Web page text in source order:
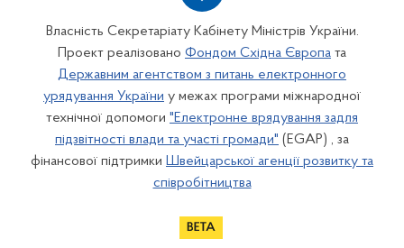
Власність Секретаріату Кабінету Міністрів України.
Проект реалізовано Фондом Східна Європа та
Державним агентством з питань електронного
урядування України у межах програми міжнародної
технічної допомоги "Електронне врядування задля
підзвітності влади та участі громади" (EGAP) , за
фінансової підтримки Швейцарської агенції розвитку та
співробітництва